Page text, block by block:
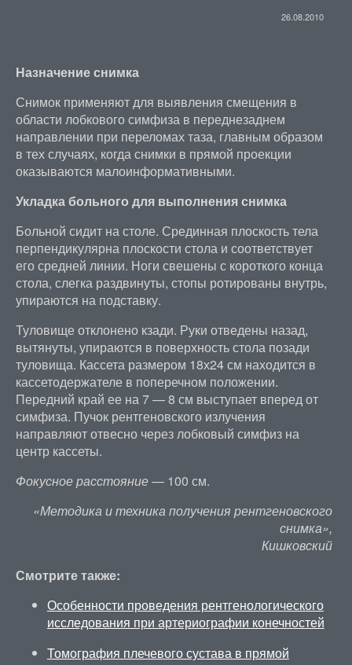
26.08.2010
Назначение снимка
Снимок применяют для выявления смещения в
области лобкового симфиза в переднезаднем
направлении при переломах таза, главным образом
в тех случаях, когда снимки в прямой проекции
оказываются малоинформативными.
Укладка больного для выполнения снимка
Больной сидит на столе. Срединная плоскость тела
перпендикулярна плоскости стола и соответствует
его средней линии. Ноги свешены с короткого конца
стола, слегка раздвинуты, стопы ротированы внутрь,
упираются на подставку.
Туловище отклонено кзади. Руки отведены назад,
вытянуты, упираются в поверхность стола позади
туловища. Кассета размером 18х24 см находится в
кассетодержателе в поперечном положении.
Передний край ее на 7 — 8 см выступает вперед от
симфиза. Пучок рентгеновского излучения
направляют отвесно через лобковый симфиз на
центр кассеты.
Фокусное расстояние— 100 см.
«Методика и техника получения рентгеновского
снимка»,
Кишковский
Смотрите также:
Особенности проведения рентгенологического
исследования при артериографии конечностей
Томография плечевого сустава в прямой